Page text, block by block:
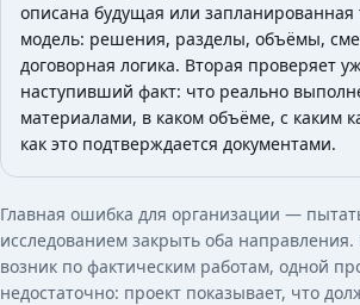
описана будущая или запланированная
модель: решения, разделы, объёмы,
договорная логика. Вторая проверяет
наступивший факт: что реально
материалами, в каком объёме, с каким
как это подтверждается документами.
Главная ошибка для организации —
исследованием закрыть оба направления.
возник по фактическим работам, одной
недостаточно: проект показывает, что